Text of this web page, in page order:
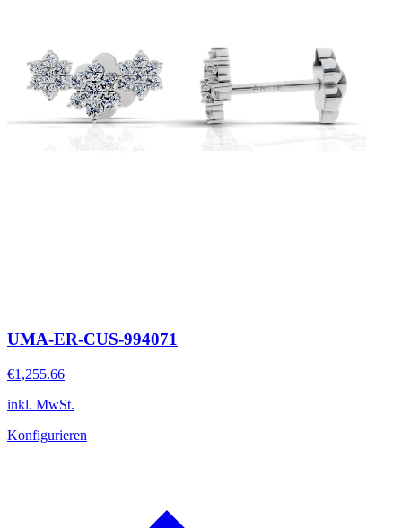
UMA-ER-CUS-994071
€1,255.66
inkl. MwSt.
Konfigurieren